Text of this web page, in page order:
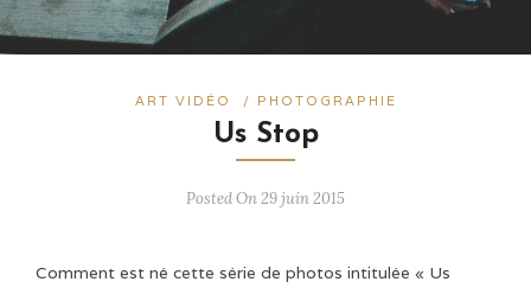
ART VIDÉO / PHOTOGRAPHIE
Us Stop
Posted On 29 juin 2015
Comment est né cette série de photos intitulée « Us